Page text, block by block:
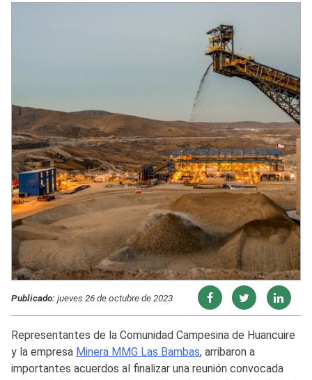
Publicado:jueves 26 de octubre de 2023
Representantes de la Comunidad Campesina de Huancuire
y la empresa Minera MMG Las Bambas, arribaron a
importantes acuerdos al finalizar una reunión convocada